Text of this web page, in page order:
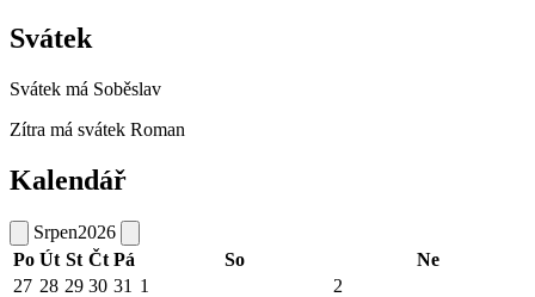
Svátek
Svátek má Soběslav
Zítra má svátek Roman
Kalendář
Srpen2026
Po Út St Čt Pá So
Ne
27 28 29 30 31 1
2